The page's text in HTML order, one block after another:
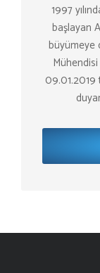
1997
başlayan
büyümeye
09.01.2019